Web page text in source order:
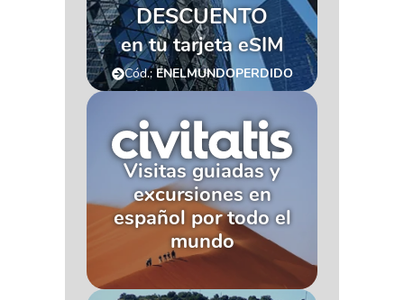
DESCUENTO
en tu tarjeta eSIM
Cód.:ENELMUNDOPERDIDO
Visitas guiadas y
excursiones en
español por todo el
mundo